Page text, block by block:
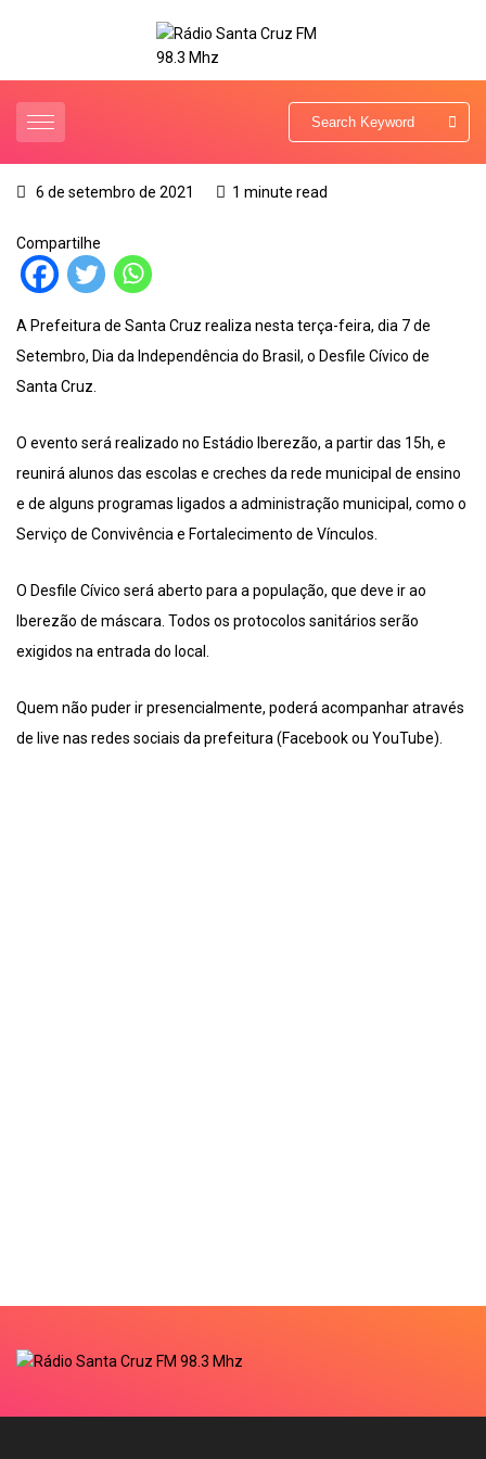
6 de setembro de 2021 1 minute read
Compartilhe
A Prefeitura de Santa Cruz realiza nesta terça-feira, dia 7 de
Setembro, Dia da Independência do Brasil, o Desfile Cívico de
Santa Cruz.
O evento será realizado no Estádio Iberezão, a partir das 15h, e
reunirá alunos das escolas e creches da rede municipal de ensino
e de alguns programas ligados a administração municipal, como o
Serviço de Convivência e Fortalecimento de Vínculos.
O Desfile Cívico será aberto para a população, que deve ir ao
Iberezão de máscara. Todos os protocolos sanitários serão
exigidos na entrada do local.
Quem não puder ir presencialmente, poderá acompanhar através
de live nas redes sociais da prefeitura (Facebook ou YouTube).